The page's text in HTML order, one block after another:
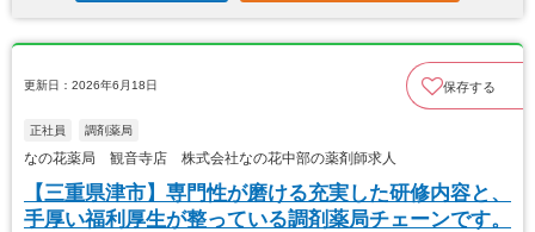
更新日：2026年6月18日 保存する
正社員 調剤薬局
なの花薬局 観音寺店 株式会社なの花中部の薬剤師求人
【三重県津市】専門性が磨ける充実した研修内容と、
手厚い福利厚生が整っている調剤薬局チェーンです。